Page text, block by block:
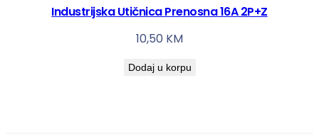
Industrijska Utičnica Prenosna 16A 2P+Z
10,50 KM
Dodaj u korpu